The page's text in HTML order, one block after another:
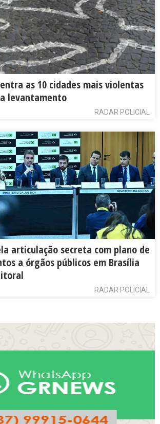
as 10 cidades mais violentas
levantamento
RADAR POLICIAL
articulação secreta com plano de
a órgãos públicos em Brasília
RADAR POLICIAL